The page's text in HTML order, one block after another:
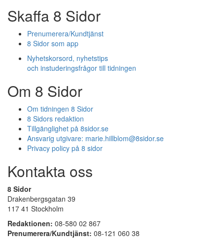
Skaffa 8 Sidor
Prenumerera/Kundtjänst
8 Sidor som app
Nyhetskorsord, nyhetstips
och instuderingsfrågor till tidningen
Om 8 Sidor
Om tidningen 8 Sidor
8 Sidors redaktion
Tillgänglighet på 8sidor.se
Ansvarig utgivare: marie.hillblom@8sidor.se
Privacy policy på 8 sidor
Kontakta oss
8 Sidor
Drakenbergsgatan 39
117 41 Stockholm
Redaktionen: 08-580 02 867
Prenumerera/Kundtjänst: 08-121 060 38